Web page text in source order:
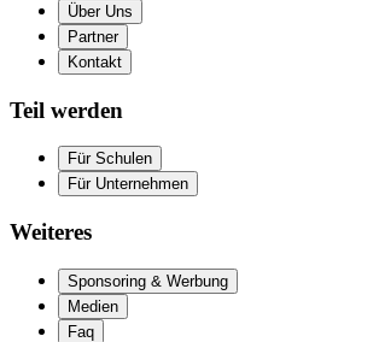
Über Uns
Partner
Kontakt
Teil werden
Für Schulen
Für Unternehmen
Weiteres
Sponsoring & Werbung
Medien
Faq